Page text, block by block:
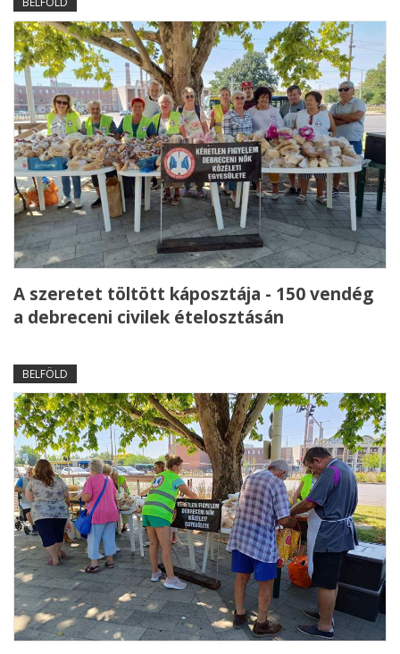
A szeretet töltött káposztája - 150 vendég
a debreceni civilek ételosztásán
BELFÖLD